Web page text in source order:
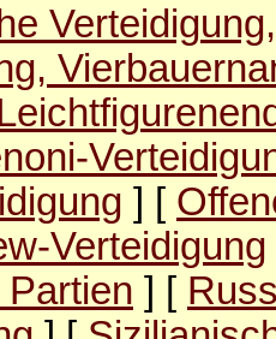
] [
Verteidigung
] [